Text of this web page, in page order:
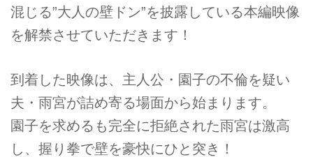
混じる”大人の壁ドン”を披露している本編映像
を解禁させていただきます！
到着した映像は、主人公・園子の不倫を疑い
夫・雨宮が詰め寄る場面から始まります。
園子を求めるも完全に拒絶された雨宮は激高
し、握り拳で壁を豪快にひと突き！